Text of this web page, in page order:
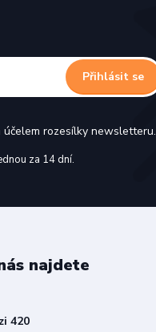
Přihlásit se
rozesílky newsletteru.
za 14 dní.
najdete
420